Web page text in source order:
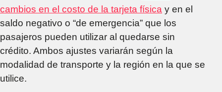
cambios en el costo de la tarjeta física y en el
saldo negativo o “de emergencia” que los
pasajeros pueden utilizar al quedarse sin
crédito. Ambos ajustes variarán según la
modalidad de transporte y la región en la que se
utilice.